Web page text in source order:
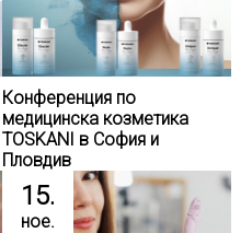
Конференция по
медицинска козметика
TOSKANI в София и
Пловдив
15.
ное.